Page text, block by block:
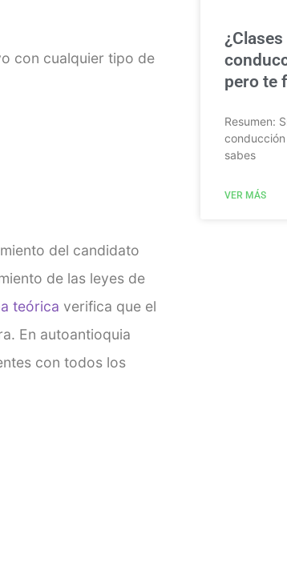
con cualquier tipo de
del candidato
de las leyes de
teórica verifica que el
En autoantioquia
con todos los
pero te
Resumen:
sabes
VER MÁS